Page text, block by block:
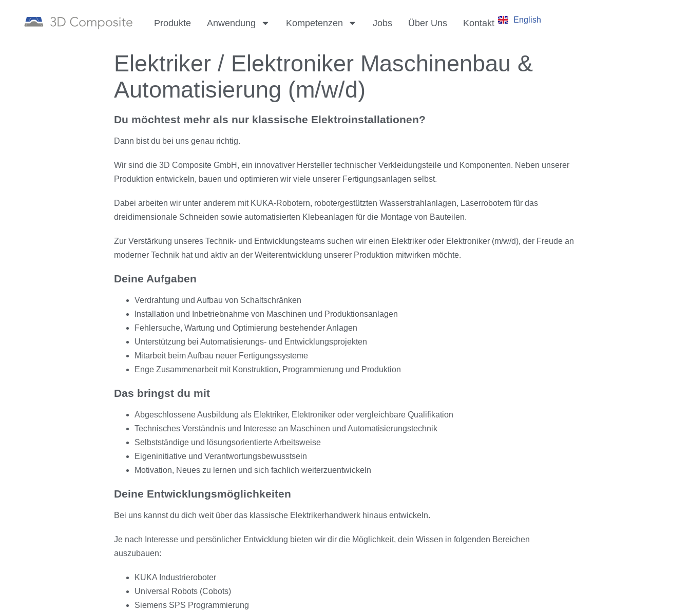
Produkte Anwendung Kompetenzen Jobs Über Uns Kontakt English
Elektriker / Elektroniker Maschinenbau &
Automatisierung (m/w/d)
Du möchtest mehr als nur klassische Elektroinstallationen?
Dann bist du bei uns genau richtig.
Wir sind die 3D Composite GmbH, ein innovativer Hersteller technischer Verkleidungsteile und Komponenten. Neben unserer
Produktion entwickeln, bauen und optimieren wir viele unserer Fertigungsanlagen selbst.
Dabei arbeiten wir unter anderem mit KUKA-Robotern, robotergestützten Wasserstrahlanlagen, Laserrobotern für das
dreidimensionale Schneiden sowie automatisierten Klebeanlagen für die Montage von Bauteilen.
Zur Verstärkung unseres Technik- und Entwicklungsteams suchen wir einen Elektriker oder Elektroniker (m/w/d), der Freude an
moderner Technik hat und aktiv an der Weiterentwicklung unserer Produktion mitwirken möchte.
Deine Aufgaben
Verdrahtung und Aufbau von Schaltschränken
Installation und Inbetriebnahme von Maschinen und Produktionsanlagen
Fehlersuche, Wartung und Optimierung bestehender Anlagen
Unterstützung bei Automatisierungs- und Entwicklungsprojekten
Mitarbeit beim Aufbau neuer Fertigungssysteme
Enge Zusammenarbeit mit Konstruktion, Programmierung und Produktion
Das bringst du mit
Abgeschlossene Ausbildung als Elektriker, Elektroniker oder vergleichbare Qualifikation
Technisches Verständnis und Interesse an Maschinen und Automatisierungstechnik
Selbstständige und lösungsorientierte Arbeitsweise
Eigeninitiative und Verantwortungsbewusstsein
Motivation, Neues zu lernen und sich fachlich weiterzuentwickeln
Deine Entwicklungsmöglichkeiten
Bei uns kannst du dich weit über das klassische Elektrikerhandwerk hinaus entwickeln.
Je nach Interesse und persönlicher Entwicklung bieten wir dir die Möglichkeit, dein Wissen in folgenden Bereichen
auszubauen:
KUKA Industrieroboter
Universal Robots (Cobots)
Siemens SPS Programmierung